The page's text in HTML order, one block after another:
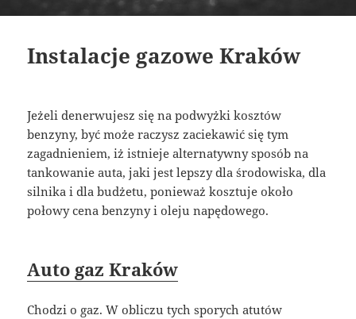
Instalacje gazowe Kraków
Jeżeli denerwujesz się na podwyżki kosztów
benzyny, być może raczysz zaciekawić się tym
zagadnieniem, iż istnieje alternatywny sposób na
tankowanie auta, jaki jest lepszy dla środowiska, dla
silnika i dla budżetu, ponieważ kosztuje około
połowy cena benzyny i oleju napędowego.
Auto gaz Kraków
Chodzi o gaz. W obliczu tych sporych atutów